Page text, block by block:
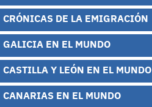
CRÓNICAS DE LA EMIGRACIÓN
GALICIA EN EL MUNDO
CASTILLA Y LEÓN EN EL MUNDO
CANARIAS EN EL MUNDO